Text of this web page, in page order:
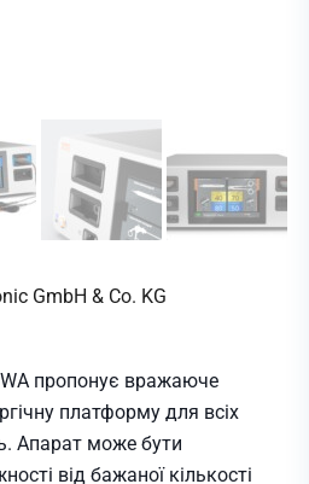
GmbH & Co. KG
пропонує вражаюче
платформу для всіх
Апарат може бути
від бажаної кількості